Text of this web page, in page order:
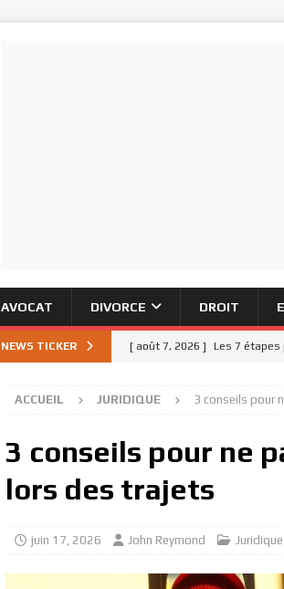
AVOCAT DIVORCE DROIT
NEWS TICKER [ août 7, 2026 ] Les 7 étapes
Rapports
Les
AVOCAT
[ août 8, 2026 ]
ACCUEIL JURIDIQUE 3 conseils pour
3 conseils pour ne
lors des trajets
juin 17, 2026 John Reymond Juridique